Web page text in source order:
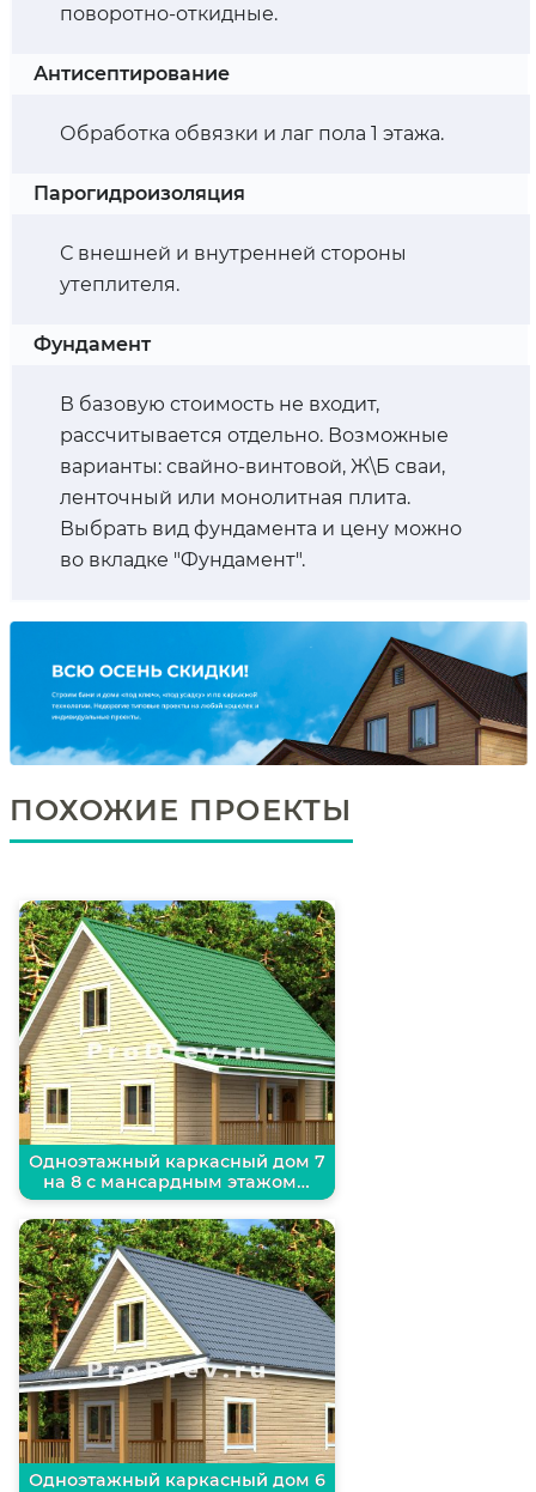
поворотно-откидные.
Антисептирование
Обработка обвязки и лаг пола 1 этажа.
Парогидроизоляция
С внешней и внутренней стороны
утеплителя.
Фундамент
В базовую стоимость не входит,
рассчитывается отдельно. Возможные
варианты: свайно-винтовой, Ж\Б сваи,
ленточный или монолитная плита.
Выбрать вид фундамента и цену можно
во вкладке "Фундамент".
ПОХОЖИЕ ПРОЕКТЫ
Одноэтажный каркасный дом 7
на 8 с мансардным этажом…
Одноэтажный каркасный дом 6